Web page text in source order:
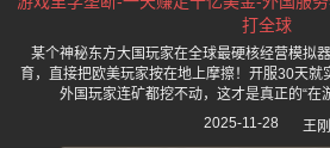
打全球
某个神秘东方大国玩家在全球最硬核经营模拟
育，直接把欧美玩家按在地上摩擦！开服30天就
外国玩家连矿都挖不动，这才是真正的“在
2025-11-28
王刚